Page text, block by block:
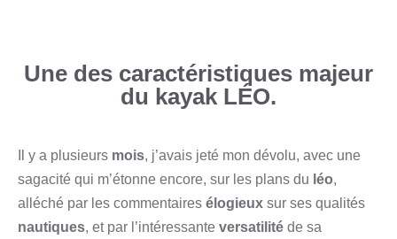
Une des caractéristiques majeur
du kayak LÉO.
Il y a plusieurs mois, j’avais jeté mon dévolu, avec une
sagacité qui m’étonne encore, sur les plans du léo,
alléché par les commentaires élogieux sur ses qualités
nautiques, et par l’intéressante versatilité de sa